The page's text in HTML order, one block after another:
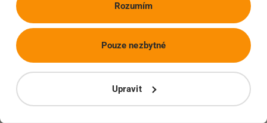
Rozumím
Upravit
Pouze nezbytné